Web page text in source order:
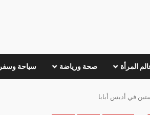
المرأة صحة ورياضة سياحة وسفر
في أديس أبابا